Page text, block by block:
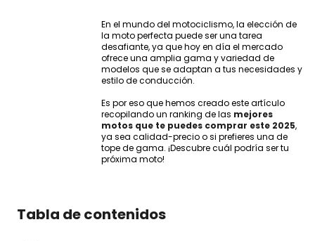
En el mundo del motociclismo, la elección de
la moto perfecta puede ser una tarea
desafiante, ya que hoy en día el mercado
ofrece una amplia gama y variedad de
modelos que se adaptan a tus necesidades y
estilo de conducción.
Es por eso que hemos creado este artículo
recopilando un ranking de las mejores
motos que te puedes comprar este 2025,
ya sea calidad-precio o si prefieres una de
tope de gama. ¡Descubre cuál podría ser tu
próxima moto!
Tabla de contenidos